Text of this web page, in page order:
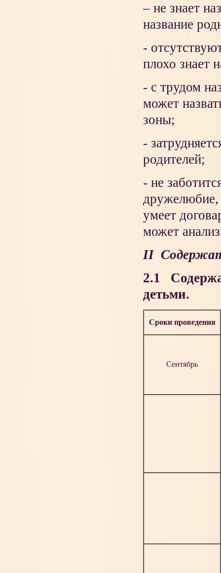
– не знает
название
-
плохо знает
- с трудом
может
зоны;
-
родителей;
- не
дружелюбие,
умеет
может
II
2.1
детьми.
Сроки проведения
Сентябрь